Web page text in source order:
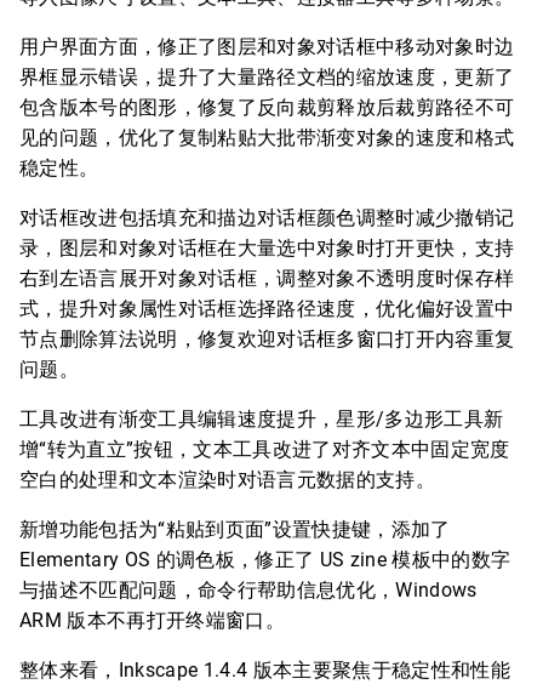
用户界面方面，修正了图层和对象对话框中移动对象时边
界框显示错误，提升了大量路径文档的缩放速度，更新了
包含版本号的图形，修复了反向裁剪释放后裁剪路径不可
见的问题，优化了复制粘贴大批带渐变对象的速度和格式
稳定性。
对话框改进包括填充和描边对话框颜色调整时减少撤销记
录，图层和对象对话框在大量选中对象时打开更快，支持
右到左语言展开对象对话框，调整对象不透明度时保存样
式，提升对象属性对话框选择路径速度，优化偏好设置中
节点删除算法说明，修复欢迎对话框多窗口打开内容重复
问题。
工具改进有渐变工具编辑速度提升，星形/多边形工具新
增“转为直立”按钮，文本工具改进了对齐文本中固定宽度
空白的处理和文本渲染时对语言元数据的支持。
新增功能包括为“粘贴到页面”设置快捷键，添加了
Elementary OS 的调色板，修正了 US zine 模板中的数字
与描述不匹配问题，命令行帮助信息优化，Windows
ARM 版本不再打开终端窗口。
整体来看，Inkscape 1.4.4 版本主要聚焦于稳定性和性能